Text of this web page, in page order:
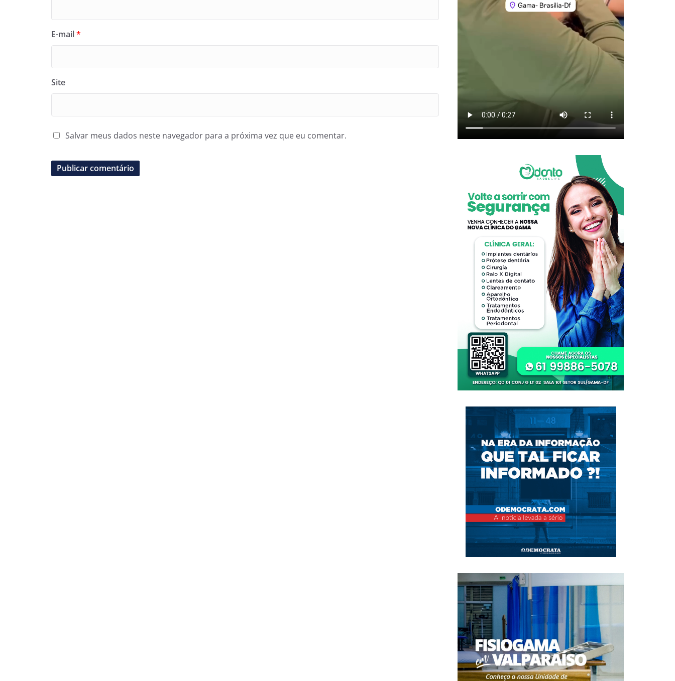
E-mail*
Site
Salvar meus dados neste navegador para a próxima vez que eu comentar.